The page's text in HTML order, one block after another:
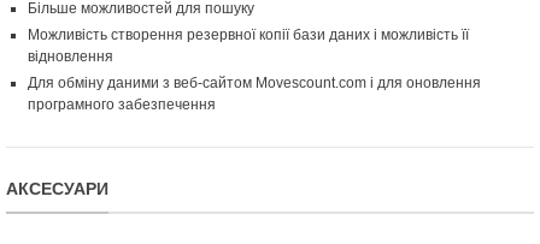
Більше можливостей для пошуку
Можливість створення резервної копії бази даних і можливість її
відновлення
Для обміну даними з веб-сайтом Movescount.com і для оновлення
програмного забезпечення
АКСЕСУАРИ